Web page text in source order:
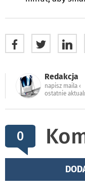
Redakcja
napisz maila ‹
ostatnie
0